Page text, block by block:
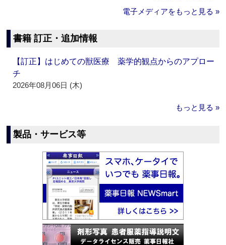
電子メディアをもっと見る »
書籍 訂正・追加情報
【訂正】はじめての獣医療 薬学的観点からのアプロー
チ
2026年08月06日 (木)
もっと見る »
製品・サービス等